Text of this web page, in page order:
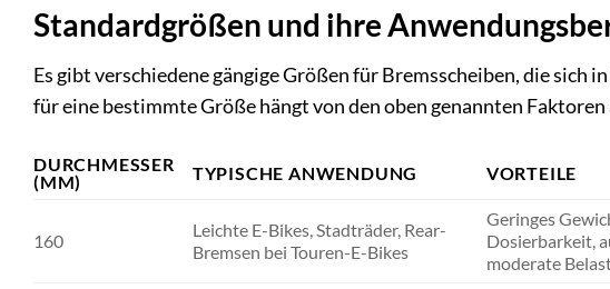
Standardgrößen und ihre
Es gibt verschiedene gängige Größen für Bremsscheiben, die sich
für eine bestimmte Größe hängt von den oben genannten Faktoren
DURCHMESSER
(MM)
TYPISCHE ANWENDUNG VORTEILE
160
Leichte E-Bikes, Stadträder, Rear-
Bremsen bei Touren-E-Bikes
Geringes
Dosierbarkeit,
moderate